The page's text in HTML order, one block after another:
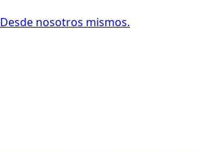
Desde nosotros mismos.